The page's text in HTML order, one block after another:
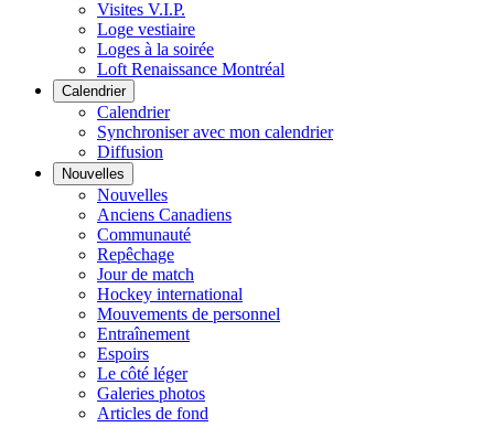
Visites V.I.P.
Loge vestiaire
Loges à la soirée
Loft Renaissance Montréal
Calendrier
Calendrier
Synchroniser avec mon calendrier
Diffusion
Nouvelles
Nouvelles
Anciens Canadiens
Communauté
Repêchage
Jour de match
Hockey international
Mouvements de personnel
Entraînement
Espoirs
Le côté léger
Galeries photos
Articles de fond